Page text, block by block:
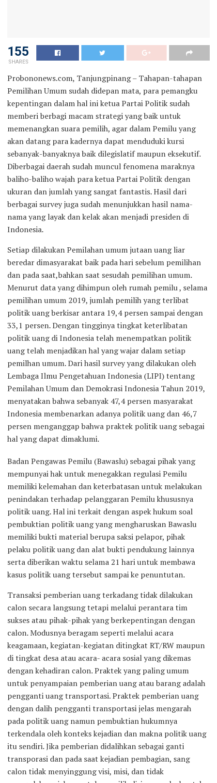
155
SHARES
Probononews.com, Tanjungpinang – Tahapan-tahapan
Pemilihan Umum sudah didepan mata, para pemangku
kepentingan dalam hal ini ketua Partai Politik sudah
memberi berbagi macam strategi yang baik untuk
memenangkan suara pemilih, agar dalam Pemilu yang
akan datang para kadernya dapat menduduki kursi
sebanyak-banyaknya baik dilegislatif maupun eksekutif.
Diberbagai daerah sudah muncul fenomena maraknya
baliho-baliho wajah para ketua Partai Politik dengan
ukuran dan jumlah yang sangat fantastis. Hasil dari
berbagai survey juga sudah menunjukkan hasil nama-
nama yang layak dan kelak akan menjadi presiden di
Indonesia.
Setiap dilakukan Pemilahan umum jutaan uang liar
beredar dimasyarakat baik pada hari sebelum pemilihan
dan pada saat,bahkan saat sesudah pemilihan umum.
Menurut data yang dihimpun oleh rumah pemilu , selama
pemilihan umum 2019, jumlah pemilih yang terlibat
politik uang berkisar antara 19,4 persen sampai dengan
33,1 persen. Dengan tingginya tingkat keterlibatan
politik uang di Indonesia telah menempatkan politik
uang telah menjadikan hal yang wajar dalam setiap
pemilhan umum. Dari hasil survey yang dilakukan oleh
Lembaga Ilmu Pengetahuan Indonesia (LIPI) tentang
Pemilahan Umum dan Demokrasi Indonesia Tahun 2019,
menyatakan bahwa sebanyak 47,4 persen masyarakat
Indonesia membenarkan adanya politik uang dan 46,7
persen menganggap bahwa praktek politik uang sebagai
hal yang dapat dimaklumi.
Badan Pengawas Pemilu (Bawaslu) sebagai pihak yang
mempunyai hak untuk menegakkan regulasi Pemilu
memiliki kelemahan dan keterbatasan untuk melakukan
penindakan terhadap pelanggaran Pemilu khususnya
politik uang. Hal ini terkait dengan aspek hukum soal
pembuktian politik uang yang mengharuskan Bawaslu
memiliki bukti material berupa saksi pelapor, pihak
pelaku politik uang dan alat bukti pendukung lainnya
serta diberikan waktu selama 21 hari untuk membawa
kasus politik uang tersebut sampai ke penuntutan.
Transaksi pemberian uang terkadang tidak dilakukan
calon secara langsung tetapi melalui perantara tim
sukses atau pihak-pihak yang berkepentingan dengan
calon. Modusnya beragam seperti melalui acara
keagamaan, kegiatan-kegiatan ditingkat RT/RW maupun
di tingkat desa atau acara- acara sosial yang dikemas
dengan kehadiran calon. Praktek yang paling umum
untuk penyampaian pemberian uang atau barang adalah
pengganti uang transportasi. Praktek pemberian uang
dengan dalih pengganti transportasi jelas mengarah
pada politik uang namun pembuktian hukumnya
terkendala oleh konteks kejadian dan makna politik uang
itu sendiri. Jika pemberian didalihkan sebagai ganti
transporasi dan pada saat kejadian pembagian, sang
calon tidak menyinggung visi, misi, dan tidak